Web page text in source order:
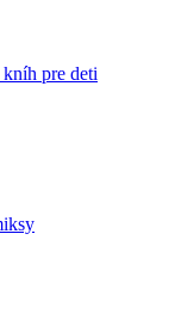
pre deti